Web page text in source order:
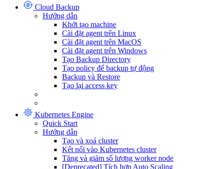
Cloud Backup
Hướng dẫn
Khởi tạo machine
Cài đặt agent trên Linux
Cài đặt agent trên MacOS
Cài đặt agent trên Windows
Tạo Backup Directory
Tạo policy để backup tự động
Backup và Restore
Tạo lại access key
Kubernetes Engine
Quick Start
Hướng dẫn
Tạo và xoá cluster
Kết nối vào Kubernetes cluster
Tăng và giảm số lượng worker node
[Deprecated] Tích hợp Auto Scaling